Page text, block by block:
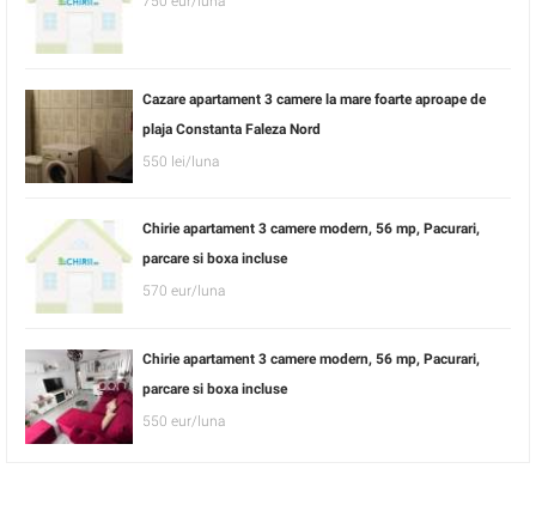
Cazare apartament 3 camere la mare foarte aproape de
plaja Constanta Faleza Nord
550 lei/luna
Chirie apartament 3 camere modern, 56 mp, Pacurari,
parcare si boxa incluse
570 eur/luna
Chirie apartament 3 camere modern, 56 mp, Pacurari,
parcare si boxa incluse
550 eur/luna